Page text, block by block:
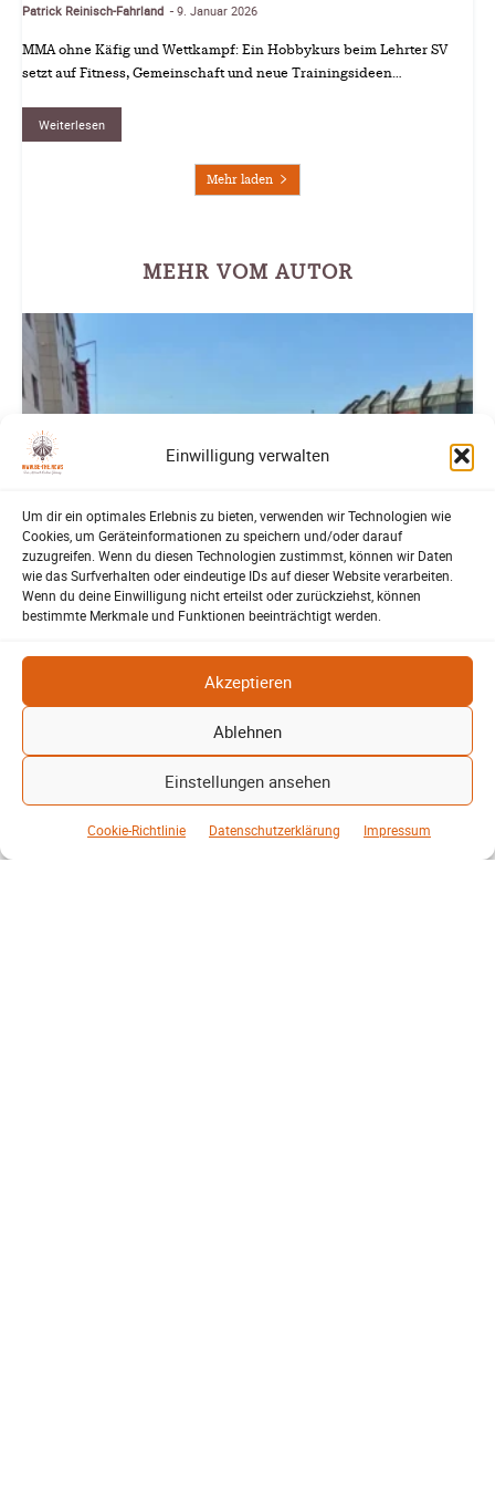
Einwilligung verwalten
Um dir ein optimales Erlebnis zu bieten, verwenden wir Technologien wie
Cookies, um Geräteinformationen zu speichern und/oder darauf
zuzugreifen. Wenn du diesen Technologien zustimmst, können wir Daten
wie das Surfverhalten oder eindeutige IDs auf dieser Website verarbeiten.
Wenn du deine Einwilligung nicht erteilst oder zurückziehst, können
bestimmte Merkmale und Funktionen beeinträchtigt werden.
Akzeptieren
Ablehnen
Einstellungen ansehen
Cookie-Richtlinie Datenschutzerklärung Impressum
Patrick Reinisch-Fahrland - 9. Januar 2026
MMA ohne Käfig und Wettkampf: Ein Hobbykurs beim Lehrter SV
setzt auf Fitness, Gemeinschaft und neue Trainingsideen…
Weiterlesen
Mehr laden
MEHR VOM AUTOR
Zwischen den Zeilen – P.R.-F.
Kunst, Kosten und Uringeruch – Hannovers
Patrick Reinisch-Fahrland
25. Juni 2026